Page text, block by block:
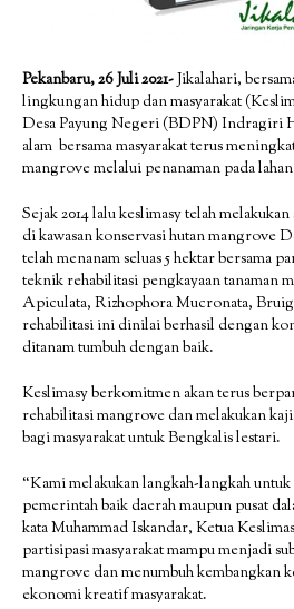
Pekanbaru, 26 Juli 2021-Jikalahari,
lingkungan hidup dan masyarakat
Desa Payung Negeri (BDPN) Indragiri
alam bersama masyarakat terus
mangrove melalui penanaman pada
Sejak 2014 lalu keslimasy telah
di kawasan konservasi hutan mangrove
telah menanam seluas 5 hektar bersama
teknik rehabilitasi pengkayaan tanaman
Apiculata, Rizhophora Mucronata,
rehabilitasi ini dinilai berhasil dengan
ditanam tumbuh dengan baik.
Keslimasy berkomitmen akan terus
rehabilitasi mangrove dan melakukan
bagi masyarakat untuk Bengkalis lestari.
“Kami melakukan langkah-langkah
pemerintah baik daerah maupun pusat
kata Muhammad Iskandar, Ketua
partisipasi masyarakat mampu menjadi
mangrove dan menumbuh kembangkan
ekonomi kreatif masyarakat.